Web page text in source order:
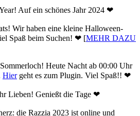
Auf ein schönes Jahr 2024 ❤
Wir haben eine kleine Halloween-
Spaß beim Suchen! ❤ [MEHR DAZU
Heute Nacht ab 00:00 Uhr
Hiergeht es zum Plugin. Viel Spaß!! ❤
Lieben! Genießt die Tage ❤
die Razzia 2023 ist online und